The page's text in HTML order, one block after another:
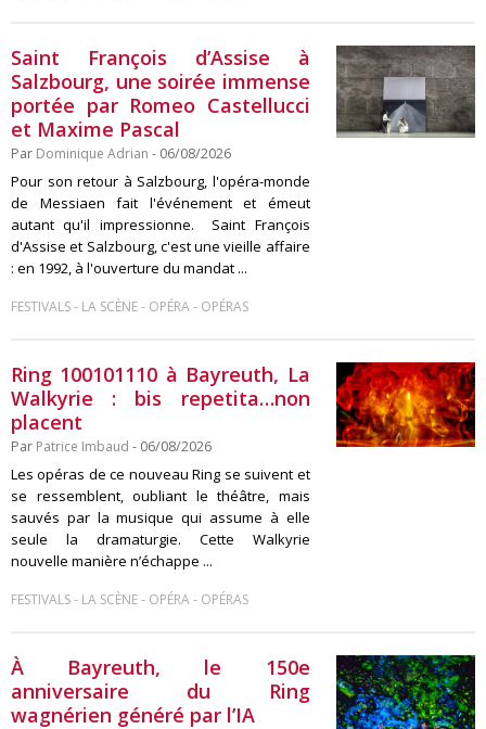
Saint François d’Assise à
Salzbourg, une soirée immense
portée par Romeo Castellucci
et Maxime Pascal
Par Dominique Adrian - 06/08/2026
Pour son retour à Salzbourg, l'opéra-monde
de Messiaen fait l'événement et émeut
autant qu'il impressionne. Saint François
d'Assise et Salzbourg, c'est une vieille affaire
: en 1992, à l'ouverture du mandat ...
FESTIVALS- LA SCÈNE- OPÉRA- OPÉRAS
Ring 100101110 à Bayreuth, La
Walkyrie : bis repetita…non
placent
Par Patrice Imbaud - 06/08/2026
Les opéras de ce nouveau Ring se suivent et
se ressemblent, oubliant le théâtre, mais
sauvés par la musique qui assume à elle
seule la dramaturgie. Cette Walkyrie
nouvelle manière n’échappe ...
FESTIVALS- LA SCÈNE- OPÉRA- OPÉRAS
À Bayreuth, le 150e
anniversaire du Ring
wagnérien généré par l’IA